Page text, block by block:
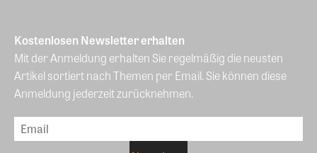
Kostenlosen Newsletter erhalten
Mit der Anmeldung erhalten Sie regelmäßig die neusten
Artikel sortiert nach Themen per Email. Sie können diese
Anmeldung jederzeit zurücknehmen.